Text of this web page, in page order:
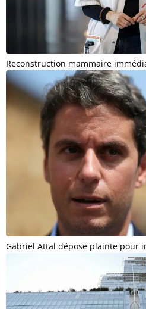
Reconstruction mammaire
Gabriel Attal dépose plainte pour